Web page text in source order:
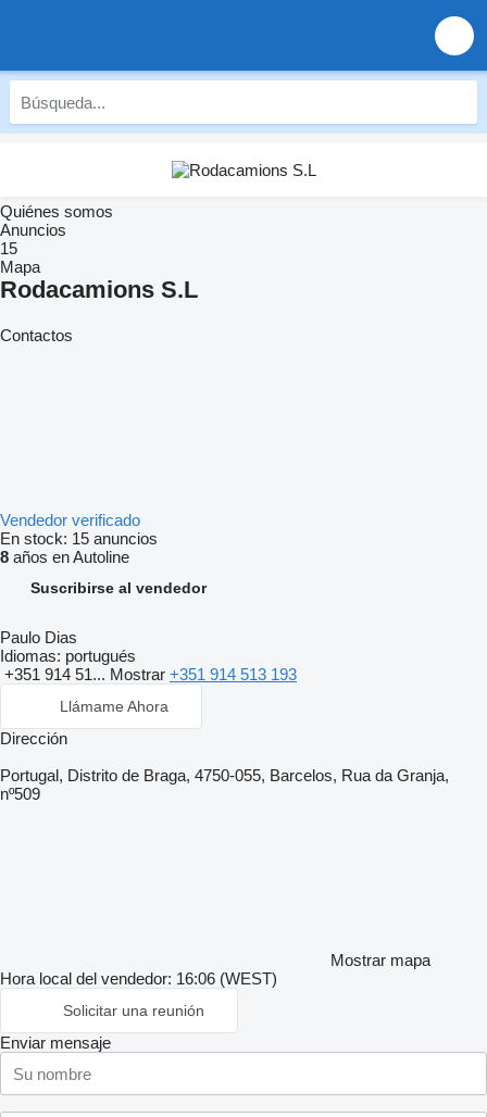
Quiénes somos
Anuncios
15
Mapa
Rodacamions S.L
Contactos
Vendedor verificado
En stock: 15 anuncios
8 años en Autoline
Suscribirse al vendedor
Paulo Dias
Idiomas: portugués
+351 914 51... Mostrar +351 914 513 193
Llámame Ahora
Dirección
Portugal, Distrito de Braga, 4750-055, Barcelos, Rua da Granja,
nº509
Mostrar mapa
Hora local del vendedor: 16:06 (WEST)
Solicitar una reunión
Enviar mensaje